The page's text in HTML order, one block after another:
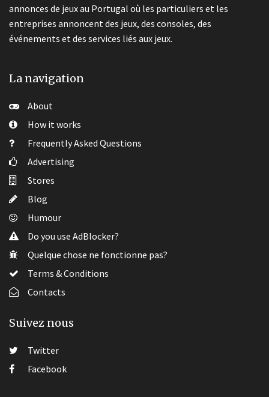
annonces de jeux au Portugal où les particuliers et les
entreprises annoncent des jeux, des consoles, des
événements et des services liés aux jeux.
La navigation
About
How it works
Frequently Asked Questions
Advertising
Stores
Blog
Humour
Do you use AdBlocker?
Quelque chose ne fonctionne pas?
Terms & Conditions
Contacts
Suivez nous
Twitter
Facebook